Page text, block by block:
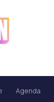
Agenda